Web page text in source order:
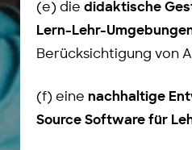
(e) die didaktische
Lern-Lehr-
Berücksichtigung von
(f) eine nachhaltige
Source Software für